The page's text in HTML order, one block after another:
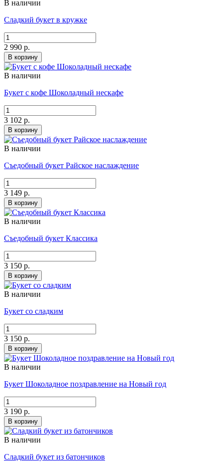
В наличии
Сладкий букет в кружке
2 990 р.
В корзину
В наличии
Букет с кофе Шоколадный нескафе
3 102 р.
В корзину
В наличии
Съедобный букет Райское наслаждение
3 149 р.
В корзину
В наличии
Съедобный букет Классика
3 150 р.
В корзину
В наличии
Букет со сладким
3 150 р.
В корзину
В наличии
Букет Шоколадное поздравление на Новый год
3 190 р.
В корзину
В наличии
Сладкий букет из батончиков